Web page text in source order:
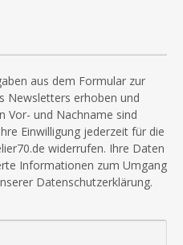
aus dem Formular zur
Newsletters erhoben und
Vor- und Nachname sind
Einwilligung jederzeit für die
widerrufen. Ihre Daten
Informationen zum Umgang
Datenschutzerklärung.